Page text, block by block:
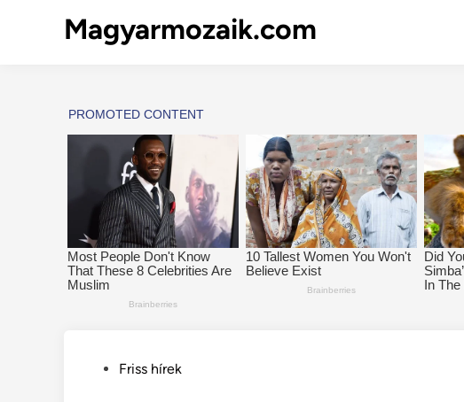
Magyarmozaik.com
PostedFriss hírek